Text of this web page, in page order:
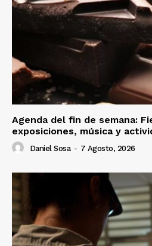
Agenda del fin de semana:
exposiciones, música y
Daniel Sosa - 7 Agosto, 2026